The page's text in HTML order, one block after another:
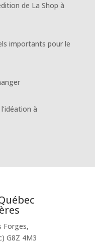
de La Shop à
importants pour le
à
Forges,
G8Z 4M3